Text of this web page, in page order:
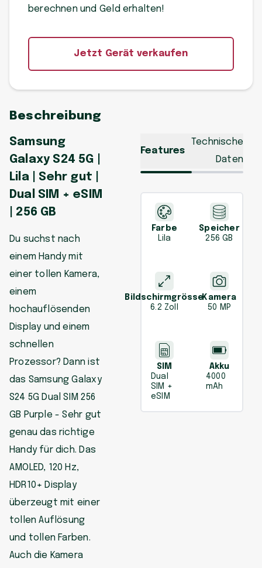
berechnen und Geld erhalten!
Jetzt Gerät verkaufen
Beschreibung
Samsung
Galaxy S24 5G |
Lila | Sehr gut |
Dual SIM + eSIM
| 256 GB
Du suchst nach
einem Handy mit
einer tollen Kamera,
einem
hochauflösenden
Display und einem
schnellen
Prozessor? Dann ist
das Samsung Galaxy
S24 5G Dual SIM 256
GB Purple - Sehr gut
genau das richtige
Handy für dich. Das
AMOLED, 120 Hz,
HDR10+ Display
überzeugt mit einer
tollen Auflösung
und tollen Farben.
Auch die Kamera
Features
Technische
Daten
Farbe
Lila
Speicher
256 GB
Bildschirmgrösse
6.2 Zoll
Kamera
50 MP
SIM
Dual
SIM +
eSIM
Akku
4000
mAh